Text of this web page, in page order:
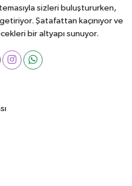
sizleri buluştururken,
Şatafattan kaçınıyor ve
bir altyapı sunuyor.